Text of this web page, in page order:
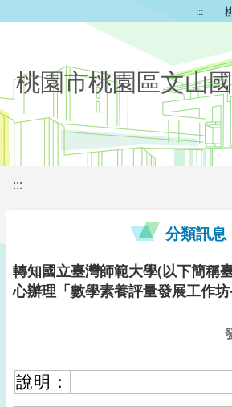
:::
桃園市桃園區文山
:::
分類訊息
轉知國立臺灣師範大學(以下簡稱
心辦理「數學素養評量發展工作
說明：